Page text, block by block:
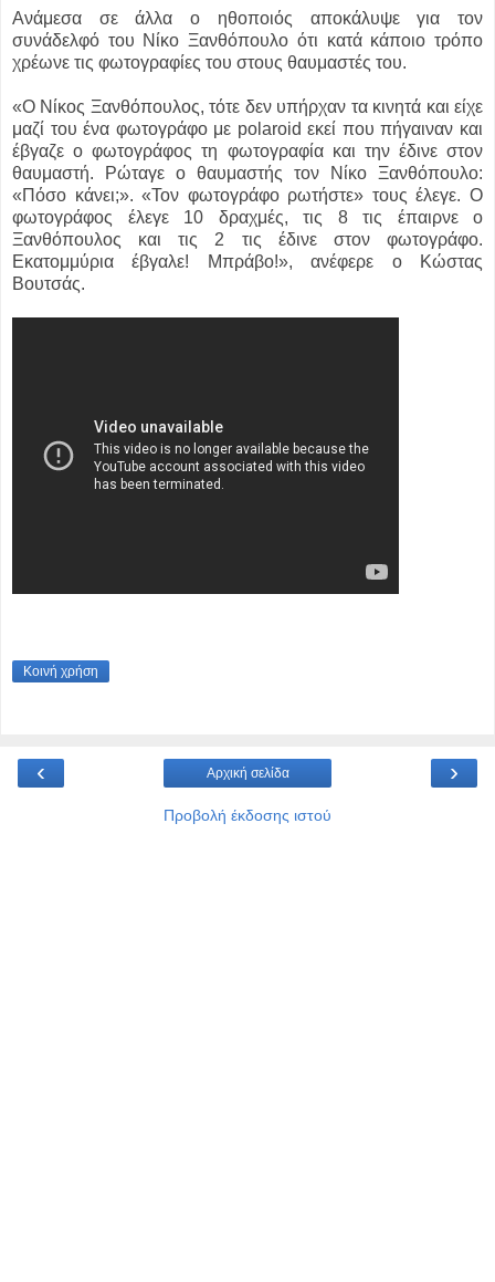
Ανάμεσα σε άλλα ο ηθοποιός αποκάλυψε για τον
συνάδελφό του Νίκο Ξανθόπουλο ότι κατά κάποιο τρόπο
χρέωνε τις φωτογραφίες του στους θαυμαστές του.
«Ο Νίκος Ξανθόπουλος, τότε δεν υπήρχαν τα κινητά και είχε
μαζί του ένα φωτογράφο με polaroid εκεί που πήγαιναν και
έβγαζε ο φωτογράφος τη φωτογραφία και την έδινε στον
θαυμαστή. Ρώταγε ο θαυμαστής τον Νίκο Ξανθόπουλο:
«Πόσο κάνει;». «Τον φωτογράφο ρωτήστε» τους έλεγε. Ο
φωτογράφος έλεγε 10 δραχμές, τις 8 τις έπαιρνε ο
Ξανθόπουλος και τις 2 τις έδινε στον φωτογράφο.
Εκατομμύρια έβγαλε! Μπράβο!», ανέφερε ο Κώστας
Βουτσάς.
Κοινή χρήση
‹ ›
Αρχική σελίδα
Προβολή έκδοσης ιστού